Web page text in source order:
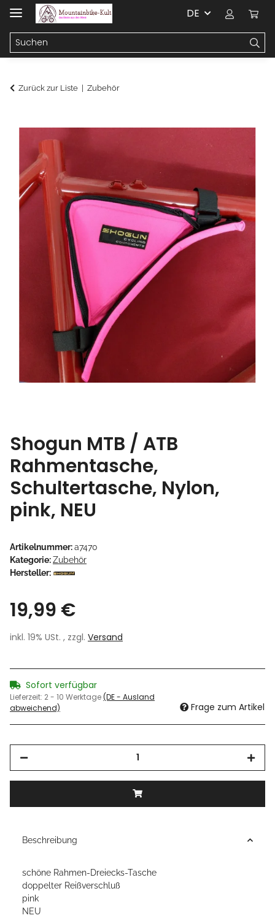
DE
Zurück zur Liste Zubehör
Shogun MTB / ATB
Rahmentasche,
Schultertasche, Nylon,
pink, NEU
Artikelnummer:a7470
Kategorie:Zubehör
Hersteller:
19,99 €
inkl. 19% USt. , zzgl. Versand
Sofort verfügbar
Lieferzeit: 2 - 10 Werktage(DE - Ausland
abweichend)
Frage zum Artikel
Beschreibung
schöne Rahmen-Dreiecks-Tasche
doppelter Reißverschluß
pink
NEU